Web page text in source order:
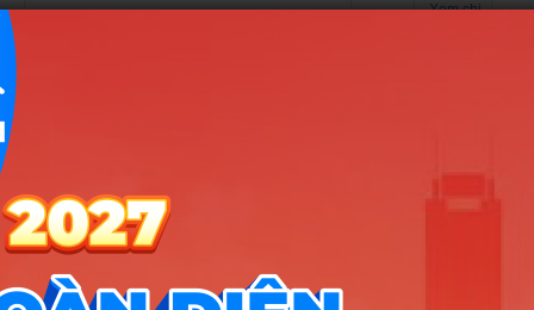
Xem chi
Trường Đại Học Lâm nghiệp
Xem chi
Trường Đại Học Tây Bắc